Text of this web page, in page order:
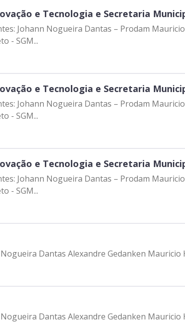
e Tecnologia e Secretaria
Johann Nogueira Dantas – Prodam
- SGM...
e Tecnologia e Secretaria
Johann Nogueira Dantas – Prodam
- SGM...
e Tecnologia e Secretaria
Johann Nogueira Dantas – Prodam
- SGM...
Dantas Alexandre Gedanken
Dantas Alexandre Gedanken